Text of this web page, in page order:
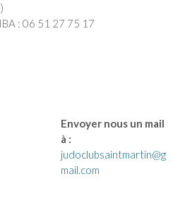
: 06 51 27 75 17
Envoyer nous un mail
à :
judoclubsaintmartin@g
mail.com